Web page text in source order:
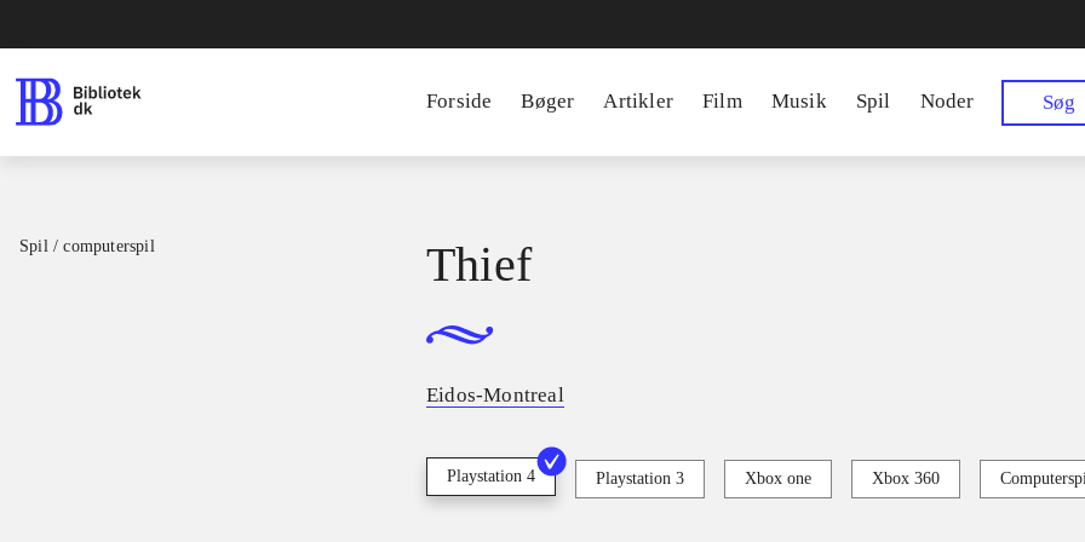
Forside Bøger Artikler Film Musik Spil Noder Søg
Spil / computerspil Thief
Eidos-Montreal
Playstation 4 Playstation 3 Xbox one Xbox 360